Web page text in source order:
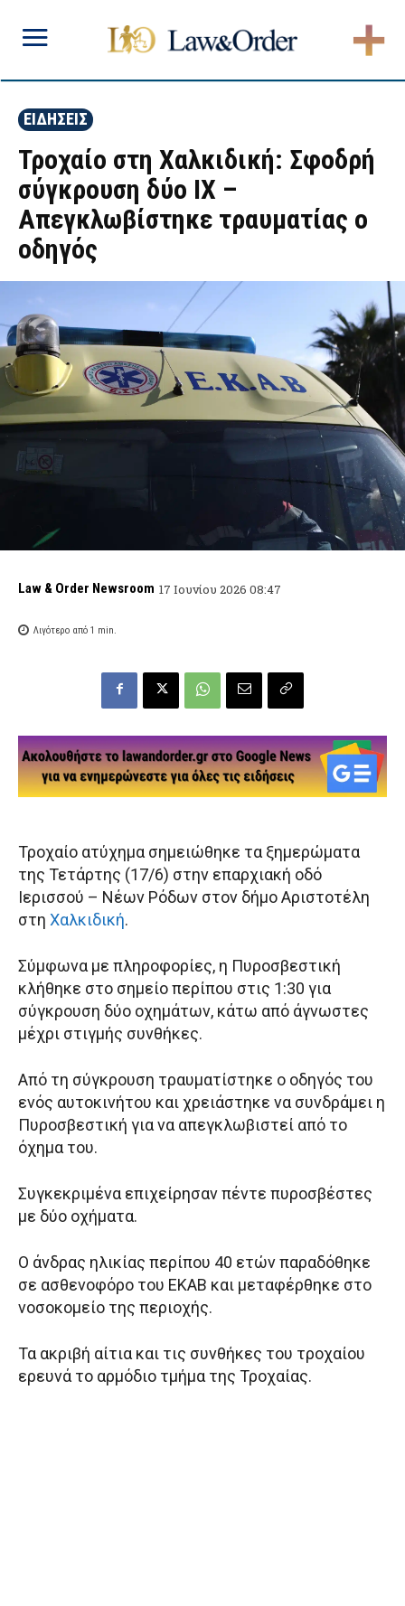
ΕΙΔΗΣΕΙΣ
Τροχαίο στη Χαλκιδική: Σφοδρή
σύγκρουση δύο ΙΧ –
Απεγκλωβίστηκε τραυματίας ο
οδηγός
Law & Order Newsroom 17 Ιουνίου 2026 08:47
Λιγότερο από 1 min.
Τροχαίο ατύχημα σημειώθηκε τα ξημερώματα
της Τετάρτης (17/6) στην επαρχιακή οδό
Ιερισσού – Νέων Ρόδων στον δήμο Αριστοτέλη
στη Χαλκιδική.
Σύμφωνα με πληροφορίες, η Πυροσβεστική
κλήθηκε στο σημείο περίπου στις 1:30 για
σύγκρουση δύο οχημάτων, κάτω από άγνωστες
μέχρι στιγμής συνθήκες.
Από τη σύγκρουση τραυματίστηκε ο οδηγός του
ενός αυτοκινήτου και χρειάστηκε να συνδράμει η
Πυροσβεστική για να απεγκλωβιστεί από το
όχημα του.
Συγκεκριμένα επιχείρησαν πέντε πυροσβέστες
με δύο οχήματα.
Ο άνδρας ηλικίας περίπου 40 ετών παραδόθηκε
σε ασθενοφόρο του ΕΚΑΒ και μεταφέρθηκε στο
νοσοκομείο της περιοχής.
Τα ακριβή αίτια και τις συνθήκες του τροχαίου
ερευνά το αρμόδιο τμήμα της Τροχαίας.